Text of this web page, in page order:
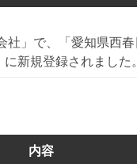
社」で、「愛知県西
新規登録されました。
内容